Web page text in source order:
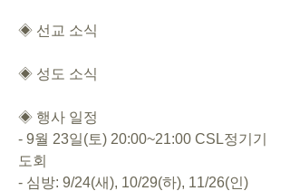
◈ 선교 소식
◈ 성도 소식
◈ 행사 일정
- 9월 23일(토) 20:00~21:00 CSL정기기
도회
- 심방: 9/24(새), 10/29(하), 11/26(인)